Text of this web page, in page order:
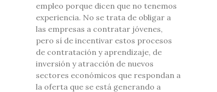
empleo porque dicen que no tenemos
experiencia. No se trata de obligar a
las empresas a contratar jóvenes,
pero sí de incentivar estos procesos
de contratación y aprendizaje, de
inversión y atracción de nuevos
sectores económicos que respondan a
la oferta que se está generando a